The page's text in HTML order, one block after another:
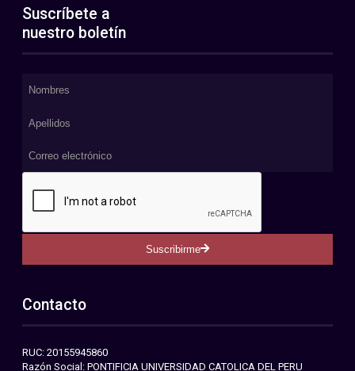
Suscríbete a
nuestro boletín
Suscribirme
Contacto
RUC: 20155945860
Razón Social: PONTIFICIA UNIVERSIDAD CATOLICA DEL PERU